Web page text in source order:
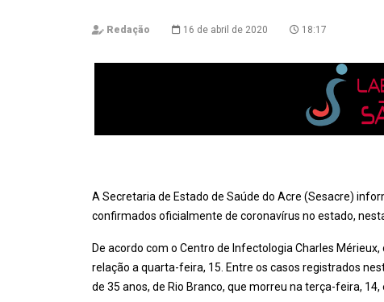
Redação 16 de abril de 2020 18:17
A Secretaria de Estado de Saúde do Acre (Sesacre)
confirmados oficialmente de coronavírus no estado,
De acordo com o Centro de Infectologia Charles
relação a quarta-feira, 15. Entre os casos registrados
de 35 anos, de Rio Branco, que morreu na terça-feira, 14,